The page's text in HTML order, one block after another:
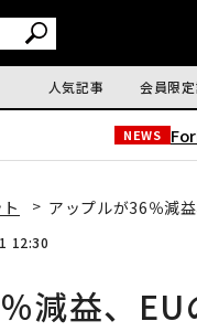
人気記事 会員限
NEWS
アップルが36％減
12:30
減益、